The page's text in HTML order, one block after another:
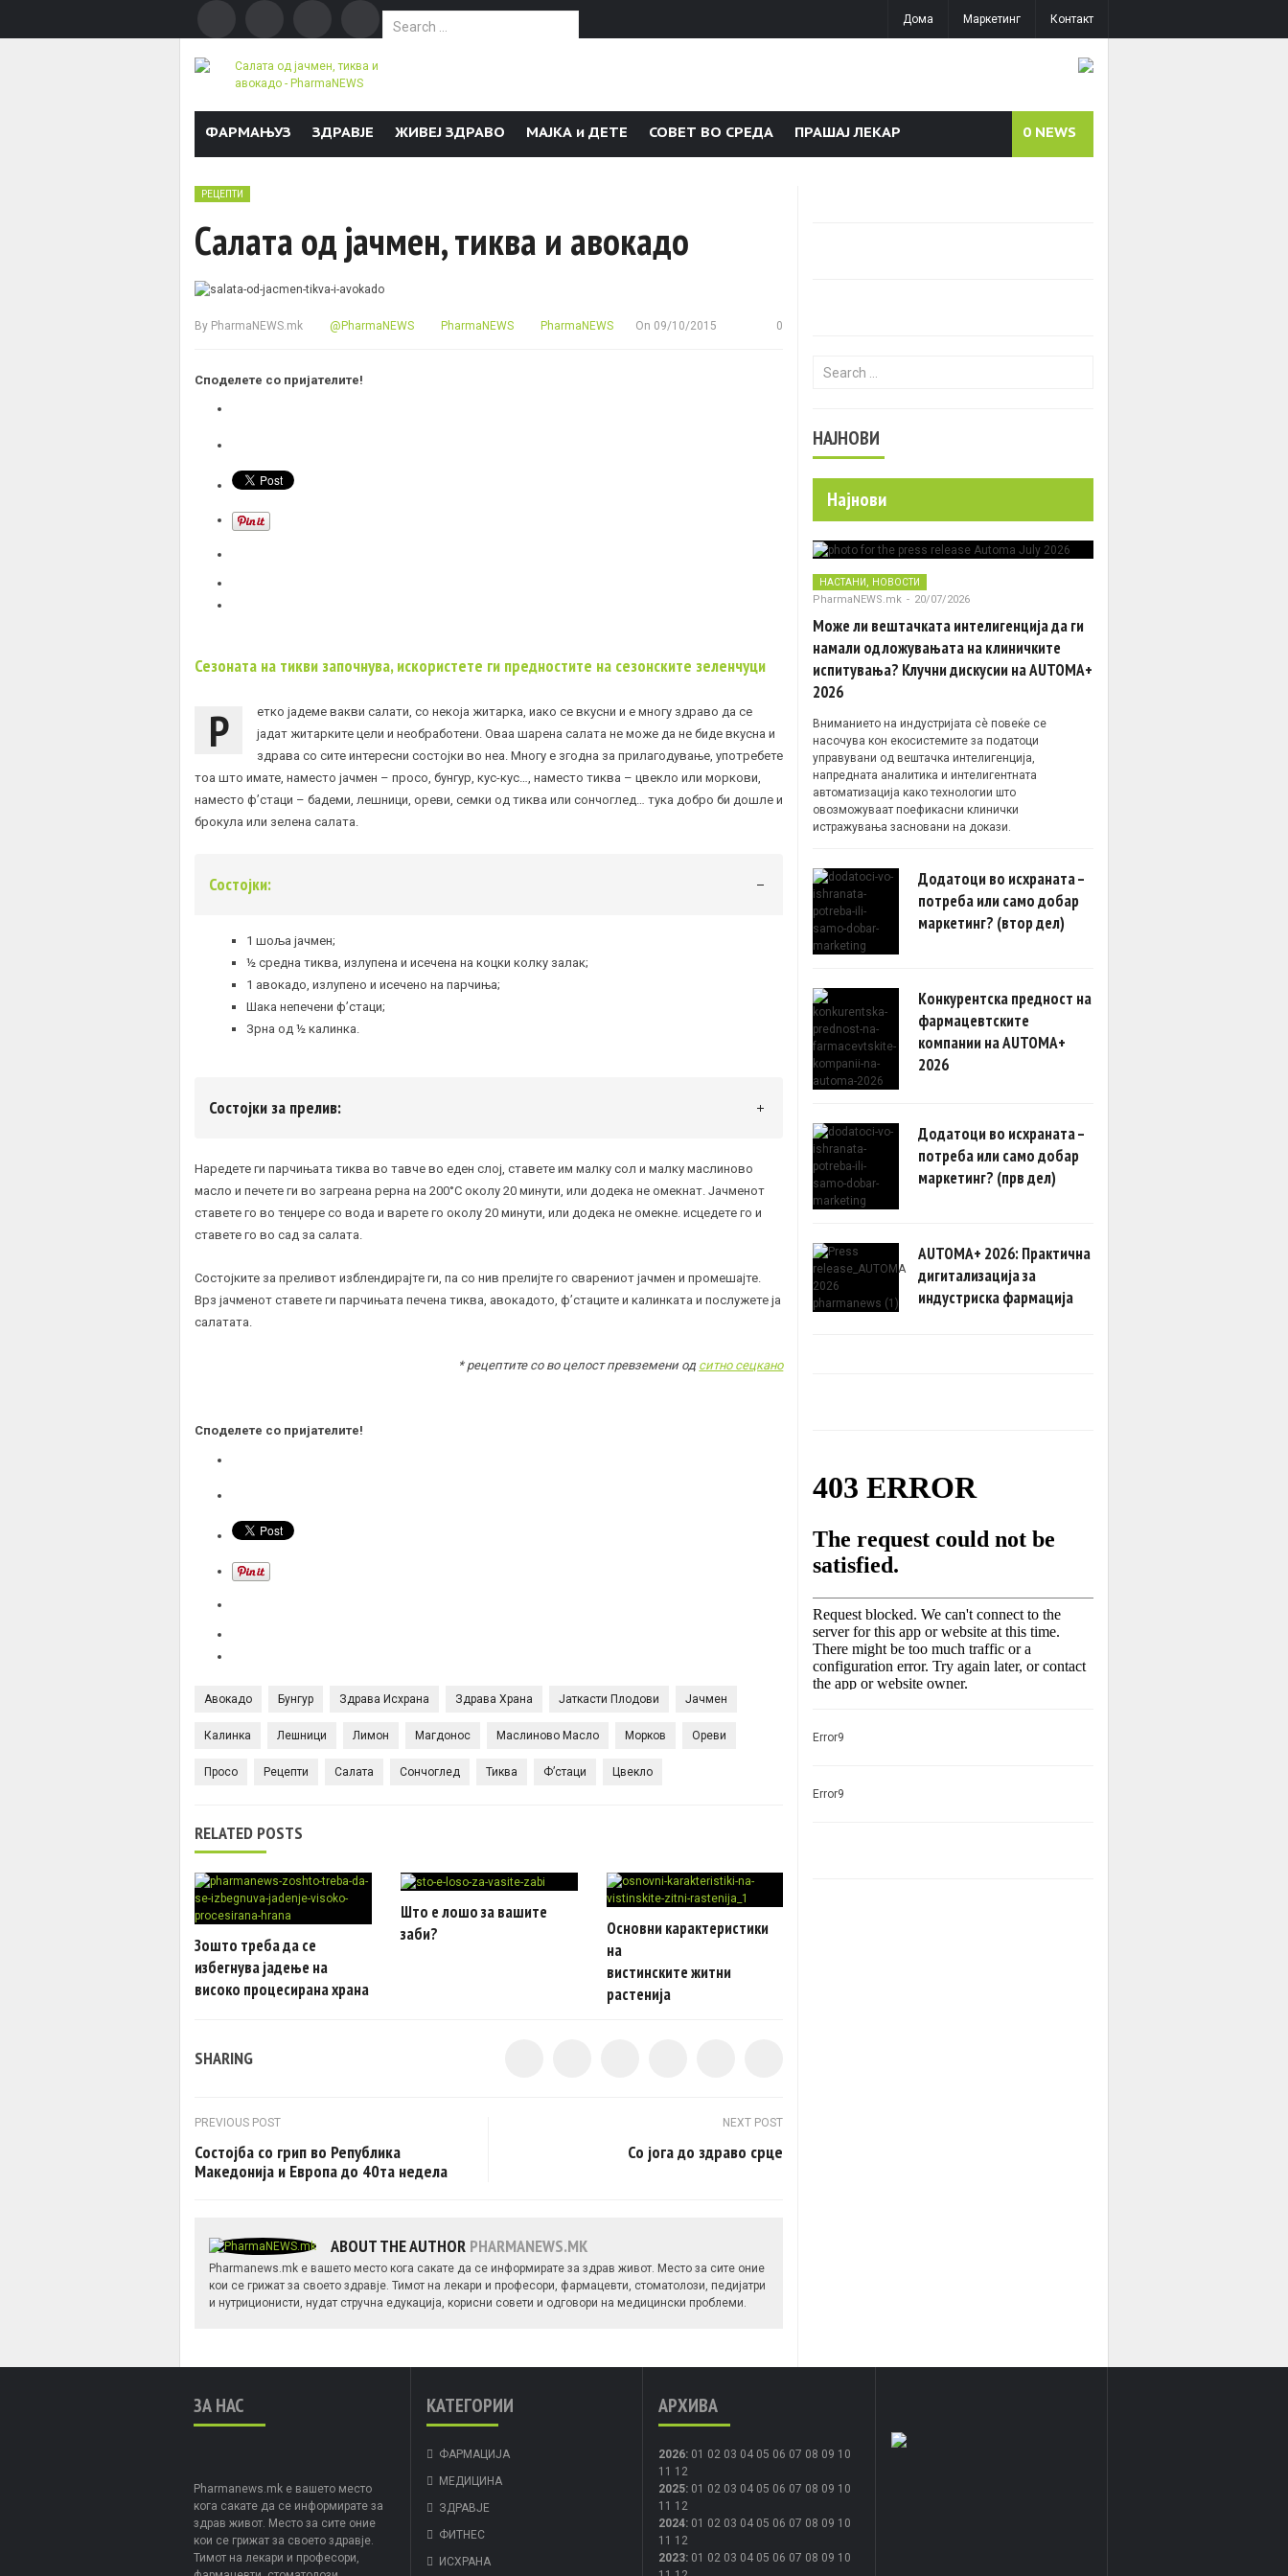
Search for:
Дома Маркетинг Контакт
ФАРМАЊУЗ ЗДРАВЈЕ ЖИВЕЈ ЗДРАВО МАЈКА и ДЕТЕ СОВЕТ ВО СРЕДА ПРАШАЈ ЛЕКАР 0 NEWS
РЕЦЕПТИ
Салата од јачмен, тиква и авокадо
By PharmaNEWS.mk @PharmaNEWS PharmaNEWS PharmaNEWS On 09/10/2015 0
Споделете со пријателите!
Сезоната на тикви започнува, искористете ги предностите на сезонските зеленчуци
Р
етко јадеме вакви салати, со некоја житарка, иако се вкусни и е многу здраво да се
јадат житарките цели и необработени. Оваа шарена салата не може да не биде вкусна и
здрава со сите интересни состојки во неа. Многу е згодна за прилагодување, употребете
тоа што имате, наместо јачмен – просо, бунгур, кус-кус…, наместо тиква – цвекло или моркови,
наместо ф’стаци – бадеми, лешници, ореви, семки од тиква или сончоглед… тука добро би дошле и
брокула или зелена салата.
Состојки:
1 шоља јачмен;
½ средна тиква, излупена и исечена на коцки колку залак;
1 авокадо, излупено и исечено на парчиња;
Шака непечени ф’стаци;
Зрна од ½ калинка.
Состојки за прелив:
Наредете ги парчињата тиква во тавче во еден слој, ставете им малку сол и малку маслиново
масло и печете ги во загреана рерна на 200°C околу 20 минути, или додека не омекнат. Јачменот
ставете го во тенџере со вода и варете го околу 20 минути, или додека не омекне. исцедете го и
ставете го во сад за салата.
Состојките за преливот изблендирајте ги, па со нив прелијте го сварениот јачмен и промешајте.
Врз јачменот ставете ги парчињата печена тиква, авокадото, ф’стаците и калинката и послужете ја
салатата.
* рецептите со во целост превземени од ситно сецкано
Споделете со пријателите!
Авокадо Бунгур Здрава Исхрана Здрава Храна Јаткасти Плодови Јачмен
Калинка Лешници Лимон Магдонос Маслиново Масло Морков Ореви
Просо Рецепти Салата Сончоглед Тиква Ф’стаци Цвекло
RELATED POSTS
Зошто треба да се
избегнува јадење на
високо процесирана храна
Што е лошо за вашите
заби?
Основни карактеристики
на
вистинските житни
растенија
SHARING
Post navigation
PREVIOUS POST
Состојба со грип во Република
Македонија и Европа до 40та недела
NEXT POST
Со јога до здраво срце
ABOUT THE AUTHOR PHARMANEWS.MK
Pharmanews.mk е вашето место кога сакате да се информирате за здрав живот. Место за сите оние
кои се грижат за своето здравје. Тимот на лекари и професори, фармацевти, стоматолози, педијатри
и нутриционисти, нудат стручна едукација, корисни совети и одговори на медицински проблеми.
Search for:
НАЈНОВИ
Најнови
НАСТАНИ , НОВОСТИ
PharmaNEWS.mk - 20/07/2026
Може ли вештачката интелигенција да ги
намали одложувањата на клиничките
испитувања? Клучни дискусии на AUTOMA+
2026
Вниманието на индустријата сè повеќе се
насочува кон екосистемите за податоци
управувани од вештачка интелигенција,
напредната аналитика и интелигентната
автоматизација како технологии што
овозможуваат поефикасни клинички
истражувања засновани на докази.
Додатоци во исхраната –
потреба или само добар
маркетинг? (втор дел)
Конкурентска предност на
фармацевтските
компании на AUTOMA+
2026
Додатоци во исхраната –
потреба или само добар
маркетинг? (прв дел)
AUTOMA+ 2026: Практична
дигитализација за
индустриска фармација
Error9
Error9
ЗА НАС
Pharmanews.mk е вашето место
кога сакате да се информирате за
здрав живот. Место за сите оние
кои се грижат за своето здравје.
Тимот на лекари и професори,
КАТЕГОРИИ
ФАРМАЦИЈА
МЕДИЦИНА
ЗДРАВЈЕ
ФИТНЕС
ИСХРАНА
АРХИВА
2026: 01 02 03 04 05 06 07 08 09 10
11 12
2025: 01 02 03 04 05 06 07 08 09 10
11 12
2024: 01 02 03 04 05 06 07 08 09 10
11 12
2023: 01 02 03 04 05 06 07 08 09 10